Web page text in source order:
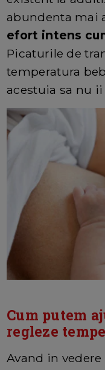
abundenta mai
efort intens
Picaturile de
temperatura
acestuia sa nu
Cum putem
regleze
Avand in